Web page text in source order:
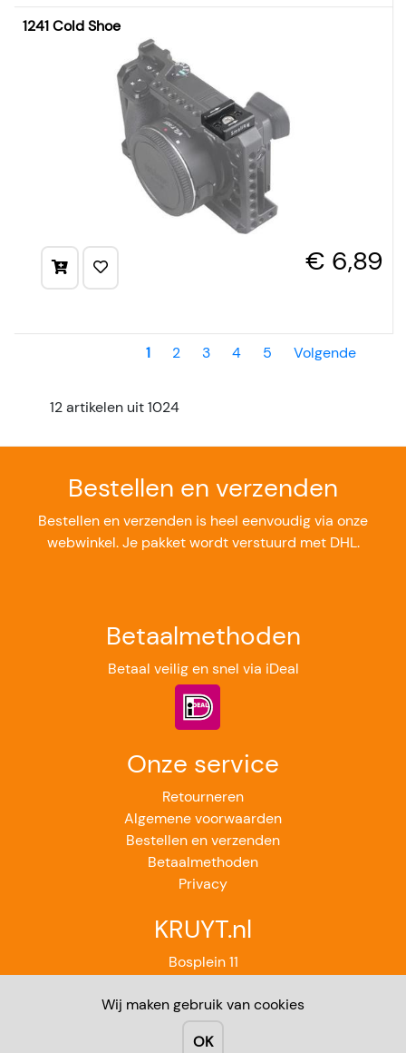
Wij maken gebruik van cookies
OK
1241 Cold Shoe
€ 6,89
1 2 3 4 5 Volgende
12 artikelen uit 1024
Bestellen en verzenden
Bestellen en verzenden is heel eenvoudig via onze
webwinkel. Je pakket wordt verstuurd met DHL.
Betaalmethoden
Betaal veilig en snel via iDeal
Onze service
Retourneren
Algemene voorwaarden
Bestellen en verzenden
Betaalmethoden
Privacy
KRUYT.nl
Bosplein 11
071-4012851
Contact